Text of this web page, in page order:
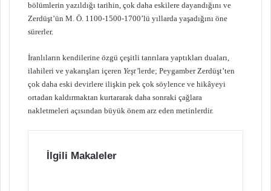
bölümlerin yazıldığı tarihin, çok daha eskilere dayandığını ve
Zerdüşt’ün M. Ö. 1100-1500-1700’lü yıllarda yaşadığını öne
sürerler.
İranlıların kendilerine özgü çeşitli tanrılara yaptıkları duaları,
ilahileri ve yakarışları içeren Yeşt’lerde; Peygamber Zerdüşt’ten
çok daha eski devirlere ilişkin pek çok söylence ve hikâyeyi
ortadan kaldırmaktan kurtararak daha sonraki çağlara
nakletmeleri açısından büyük önem arz eden metinlerdir.
İlgili Makaleler